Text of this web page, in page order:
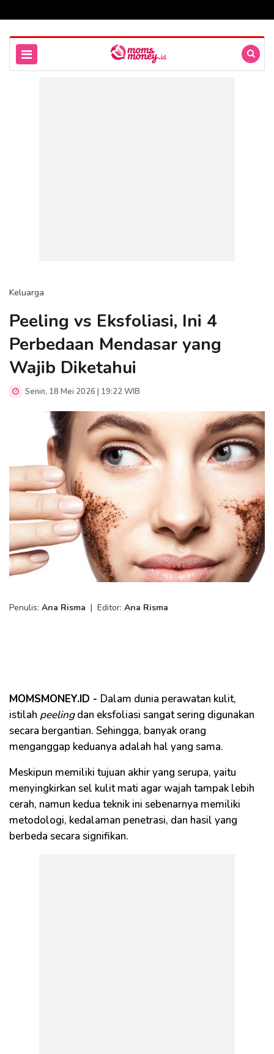
Keluarga
Peeling vs Eksfoliasi, Ini 4
Perbedaan Mendasar yang
Wajib Diketahui
Senin, 18 Mei 2026 | 19:22 WIB
Penulis: Ana Risma | Editor: Ana Risma
MOMSMONEY.ID - Dalam dunia perawatan kulit,
istilah peelingdan eksfoliasi sangat sering digunakan
secara bergantian. Sehingga, banyak orang
menganggap keduanya adalah hal yang sama.
Meskipun memiliki tujuan akhir yang serupa, yaitu
menyingkirkan sel kulit mati agar wajah tampak lebih
cerah, namun kedua teknik ini sebenarnya memiliki
metodologi, kedalaman penetrasi, dan hasil yang
berbeda secara signifikan.